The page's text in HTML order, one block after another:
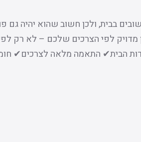
בבית, ולכן חשוב שהוא יהיה גם
מדויק לפי הצרכים שלכם – לא רק
הבית✔ התאמה מלאה לצרכים✔